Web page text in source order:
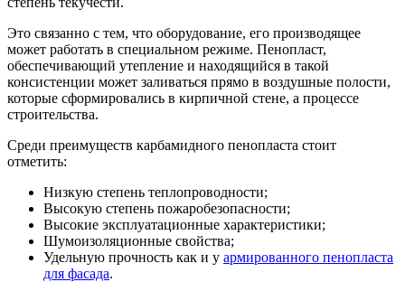
Это связанно с тем, что оборудование, его производящее
может работать в специальном режиме. Пенопласт,
обеспечивающий утепление и находящийся в такой
консистенции может заливаться прямо в воздушные полости,
которые сформировались в кирпичной стене, а процессе
строительства.
Среди преимуществ карбамидного пенопласта стоит
отметить:
Низкую степень теплопроводности;
Высокую степень пожаробезопасности;
Высокие эксплуатационные характеристики;
Шумоизоляционные свойства;
Удельную прочность как и у армированного пенопласта
для фасада.